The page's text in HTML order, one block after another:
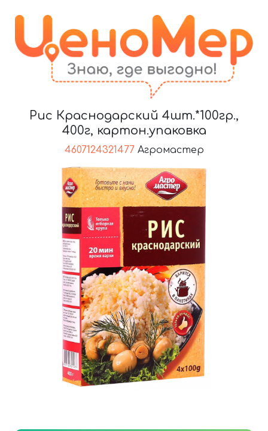
Рис Краснодарский 4шт.*100гр.,
400г, картон.упаковка
4607124321477Агромастер